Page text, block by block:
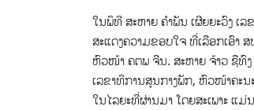
ໃນພິທີ ສະຫາຍ ຄຳພັນ ເຜີຍຍະວົງ ເ
ສະແດງຄວາມຂອບໃຈ ທີ່ເລືອກເອົາ
ຫົວໜ້າ ຄຕພ ຈີນ. ສະຫາຍ ຈ້າວ ຊືທົ
ເລຂາທິການສູນກາງພັກ, ຫົວໜ້າຄະ
ໃນໄລຍະທີ່ຜ່ານມາ ໂດຍສະເພາະ ແ